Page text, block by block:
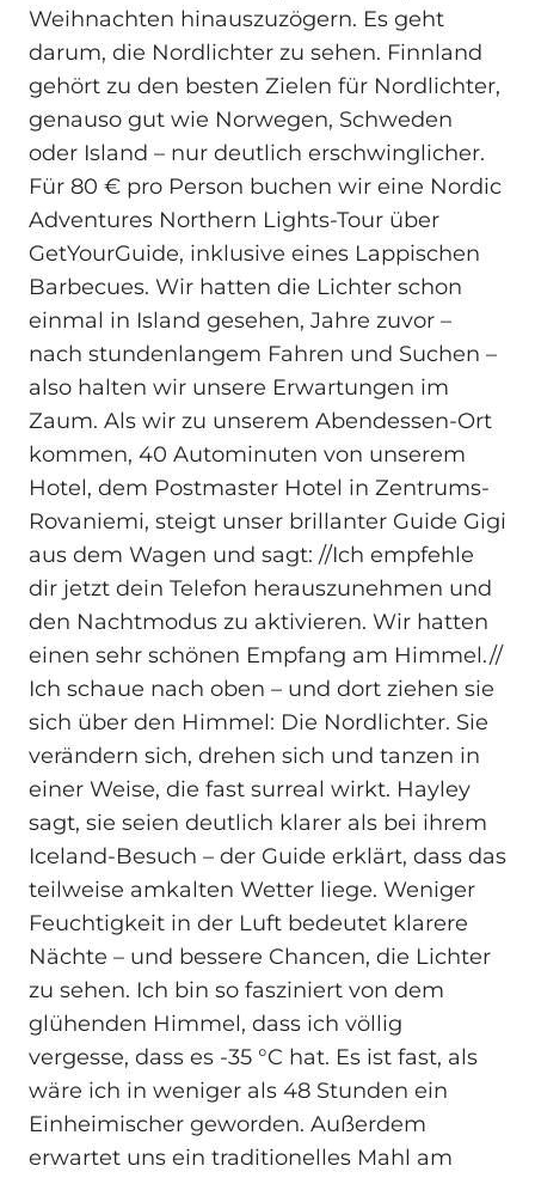
Weihnachten hinauszuzögern. Es geht
darum, die Nordlichter zu sehen. Finnland
gehört zu den besten Zielen für Nordlichter,
genauso gut wie Norwegen, Schweden
oder Island – nur deutlich erschwinglicher.
Für 80 € pro Person buchen wir eine Nordic
Adventures Northern Lights-Tour über
GetYourGuide, inklusive eines Lappischen
Barbecues. Wir hatten die Lichter schon
einmal in Island gesehen, Jahre zuvor –
nach stundenlangem Fahren und Suchen –
also halten wir unsere Erwartungen im
Zaum. Als wir zu unserem Abendessen-Ort
kommen, 40 Autominuten von unserem
Hotel, dem Postmaster Hotel in Zentrums-
Rovaniemi, steigt unser brillanter Guide Gigi
aus dem Wagen und sagt: //Ich empfehle
dir jetzt dein Telefon herauszunehmen und
den Nachtmodus zu aktivieren. Wir hatten
einen sehr schönen Empfang am Himmel.//
Ich schaue nach oben – und dort ziehen sie
sich über den Himmel: Die Nordlichter. Sie
verändern sich, drehen sich und tanzen in
einer Weise, die fast surreal wirkt. Hayley
sagt, sie seien deutlich klarer als bei ihrem
Iceland-Besuch – der Guide erklärt, dass das
teilweise amkalten Wetter liege. Weniger
Feuchtigkeit in der Luft bedeutet klarere
Nächte – und bessere Chancen, die Lichter
zu sehen. Ich bin so fasziniert von dem
glühenden Himmel, dass ich völlig
vergesse, dass es -35 °C hat. Es ist fast, als
wäre ich in weniger als 48 Stunden ein
Einheimischer geworden. Außerdem
erwartet uns ein traditionelles Mahl am